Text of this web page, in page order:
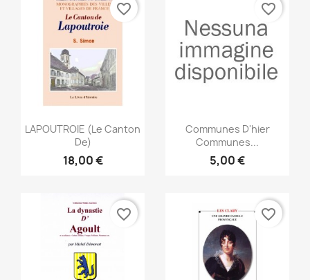
Anteprima
LAPOUTROIE (Le Canton
De)
18,00 €
favorite_border
Anteprima
Communes D'hier
Communes...
5,00 €
favorite_border
favorite_border favorite_border